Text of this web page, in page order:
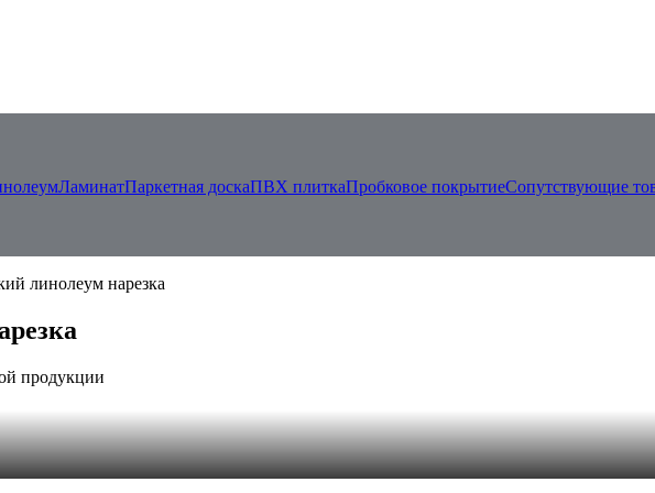
ЛаминатПаркетная доскаПВХ плиткаПробковое покрытиеСопутствующие
линолеум нарезка
продукции